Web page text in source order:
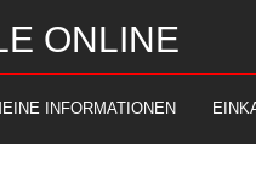
ONLINE
INFORMATIONEN